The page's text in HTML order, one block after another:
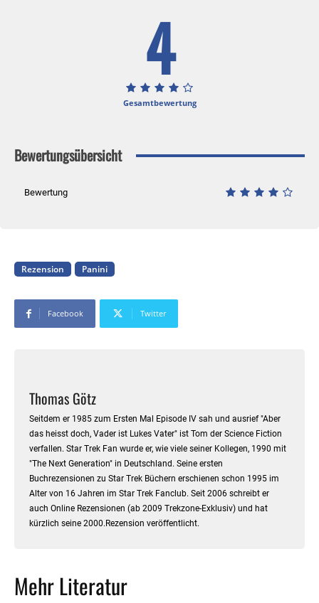
4
Gesamtbewertung
Bewertungsübersicht
Bewertung
Rezension Panini
Facebook Twitter
Thomas Götz
Seitdem er 1985 zum Ersten Mal Episode IV sah und ausrief "Aber
das heisst doch, Vader ist Lukes Vater" ist Tom der Science Fiction
verfallen. Star Trek Fan wurde er, wie viele seiner Kollegen, 1990 mit
"The Next Generation" in Deutschland. Seine ersten
Buchrezensionen zu Star Trek Büchern erschienen schon 1995 im
Alter von 16 Jahren im Star Trek Fanclub. Seit 2006 schreibt er
auch Online Rezensionen (ab 2009 Trekzone-Exklusiv) und hat
kürzlich seine 2000.Rezension veröffentlicht.
Mehr Literatur